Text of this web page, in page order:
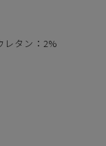
タン：2%